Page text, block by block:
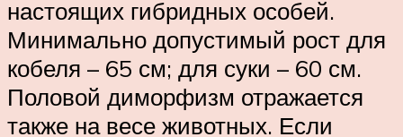
настоящих гибридных особей.
Минимально допустимый рост для
кобеля – 65 см; для суки – 60 см.
Половой диморфизм отражается
также на весе животных. Если